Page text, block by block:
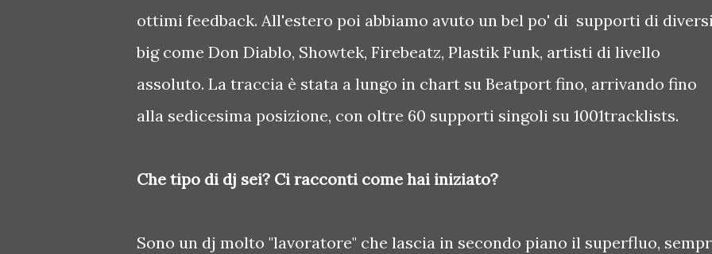
ottimi feedback. All'estero poi abbiamo avuto un bel po' di supporti di
big come Don Diablo, Showtek, Firebeatz, Plastik Funk, artisti di livello
assoluto. La traccia è stata a lungo in chart su Beatport fino, arrivando fino
alla sedicesima posizione, con oltre 60 supporti singoli su 1001tracklists.
Che tipo di dj sei? Ci racconti come hai iniziato?
Sono un dj molto "lavoratore" che lascia in secondo piano il superfluo,